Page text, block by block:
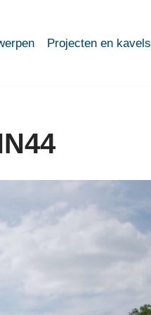
Projecten en kavels